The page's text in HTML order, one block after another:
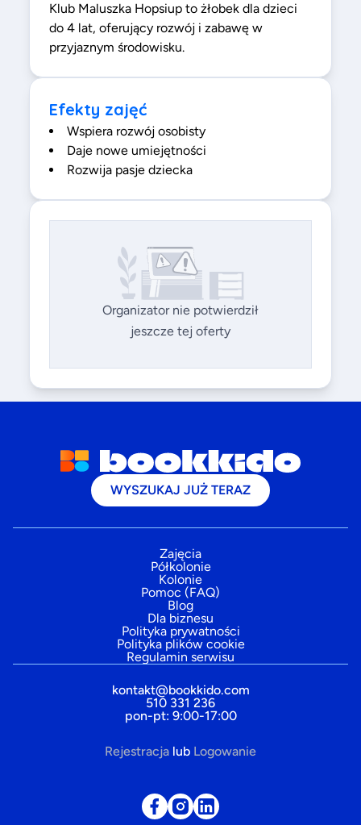
Klub Maluszka Hopsiup to żłobek dla dzieci
do 4 lat, oferujący rozwój i zabawę w
przyjaznym środowisku.
Efekty zajęć
Wspiera rozwój osobisty
Daje nowe umiejętności
Rozwija pasje dziecka
Organizator nie potwierdził
jeszcze tej oferty
WYSZUKAJ JUŻ TERAZ
Zajęcia
Półkolonie
Kolonie
Pomoc (FAQ)
Blog
Dla biznesu
Polityka prywatności
Polityka plików cookie
Regulamin serwisu
kontakt@bookkido.com
510 331 236
pon-pt: 9:00-17:00
Rejestracja lub Logowanie